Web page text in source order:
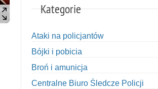
Kategorie
Ataki na policjantów
Bójki i pobicia
Broń i amunicja
Centralne Biuro Śledcze Policji